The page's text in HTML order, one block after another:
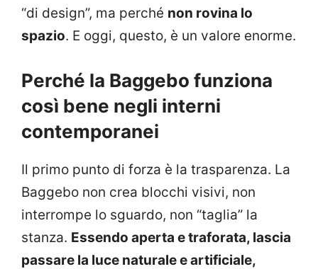
“di design”, ma perché non rovina lo
spazio. E oggi, questo, è un valore enorme.
Perché la Baggebo funziona
così bene negli interni
contemporanei
Il primo punto di forza è la trasparenza. La
Baggebo non crea blocchi visivi, non
interrompe lo sguardo, non “taglia” la
stanza. Essendo aperta e traforata, lascia
passare la luce naturale e artificiale,